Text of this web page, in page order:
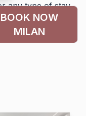
any type of stay,
on a tourist trip.
BOOK NOW
MILAN